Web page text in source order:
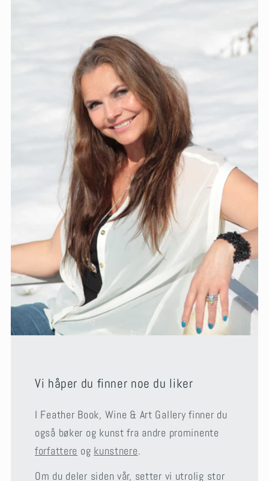
Vi håper du finner noe du liker
I Feather Book, Wine & Art Gallery finner du
også bøker og kunst fra andre prominente
forfattere og kunstnere.
Om du deler siden vår, setter vi utrolig stor